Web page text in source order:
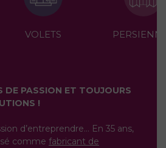
VOLETS
DE PASSION ET TOUJOURS
!
d’entreprendre… En 35 ans,
comme fabricant de